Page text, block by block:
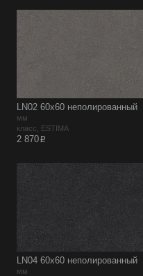
LN02 60х60 неполированный
мм
класс, ESTIMA
2 870p
LN04 60х60 неполированный
мм